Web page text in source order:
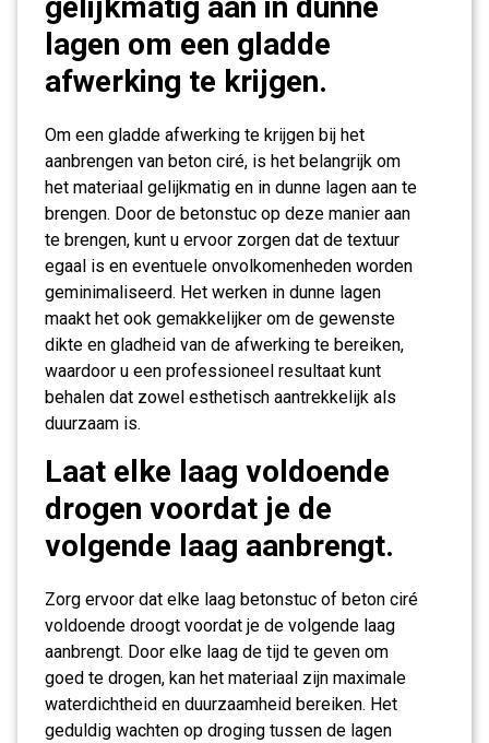
gelijkmatig aan in dunne
lagen om een gladde
afwerking te krijgen.
Om een gladde afwerking te krijgen bij het
aanbrengen van beton ciré, is het belangrijk om
het materiaal gelijkmatig en in dunne lagen aan te
brengen. Door de betonstuc op deze manier aan
te brengen, kunt u ervoor zorgen dat de textuur
egaal is en eventuele onvolkomenheden worden
geminimaliseerd. Het werken in dunne lagen
maakt het ook gemakkelijker om de gewenste
dikte en gladheid van de afwerking te bereiken,
waardoor u een professioneel resultaat kunt
behalen dat zowel esthetisch aantrekkelijk als
duurzaam is.
Laat elke laag voldoende
drogen voordat je de
volgende laag aanbrengt.
Zorg ervoor dat elke laag betonstuc of beton ciré
voldoende droogt voordat je de volgende laag
aanbrengt. Door elke laag de tijd te geven om
goed te drogen, kan het materiaal zijn maximale
waterdichtheid en duurzaamheid bereiken. Het
geduldig wachten op droging tussen de lagen